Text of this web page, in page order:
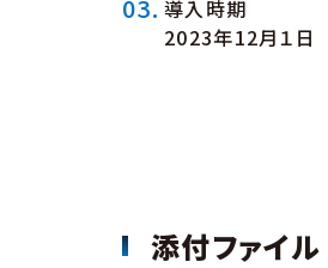
導入時期
2023年12月１日
添付ファイル